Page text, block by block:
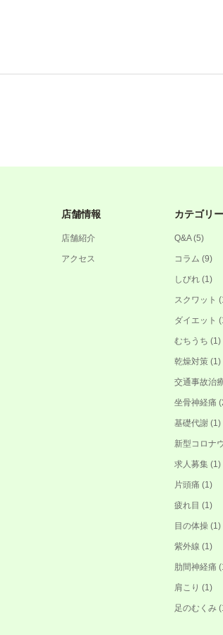
店舗情報
店舗紹介
アクセス
カテゴリー
Q&A(5)
コラム (9)
しびれ (1)
スクワット
ダイエット
むちうち (1)
乾燥対策 (1)
交通事故治
坐骨神経痛
基礎代謝 (1)
新型コロナ
求人募集 (1)
片頭痛 (1)
疲れ目 (1)
目の体操 (1)
紫外線 (1)
肋間神経痛
肩こり (1)
足のむくみ